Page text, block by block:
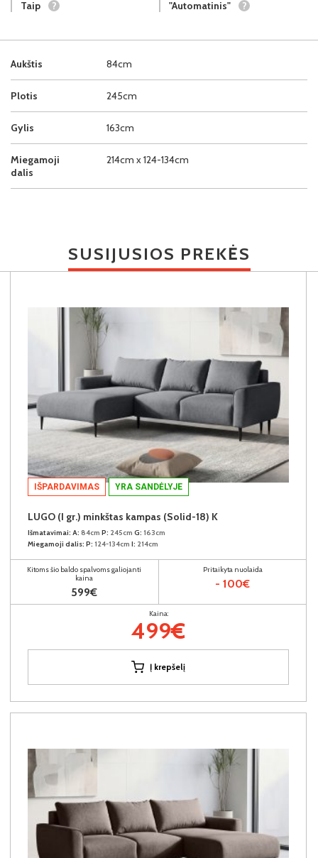
Aukštis 84cm
Plotis 245cm
Gylis 163cm
Miegamoji
dalis
214cm x 124-134cm
Taip
?
"Automatinis"
?
SUSIJUSIOS PREKĖS
IŠPARDAVIMAS YRA SANDĖLYJE
LUGO (I gr.) minkštas kampas (Solid-18) K
Išmatavimai: A: 84cm P: 245cm G: 163cm
Miegamoji dalis: P: 124-134cm I: 214cm
Kitoms šio baldo spalvoms galiojanti
kaina
599€
Pritaikyta nuolaida
- 100€
Kaina:
499€
Į krepšelį